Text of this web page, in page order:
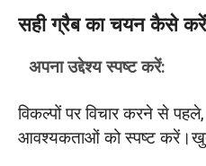
सही ग्रैब का चयन कैसे करें
अपना उद्देश्य स्पष्ट करें:
विकल्पों पर विचार करने से
आवश्यकताओं को स्पष्ट